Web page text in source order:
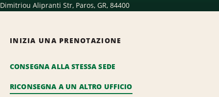
Dimitriou Alipranti Str, Paros, GR, 84400
INIZIA UNA PRENOTAZIONE
CONSEGNA ALLA STESSA SEDE
RICONSEGNA A UN ALTRO UFFICIO